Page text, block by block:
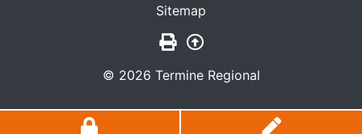
© 2026 Termine Regional
Sitemap
Seite drucken
Zurück nach oben